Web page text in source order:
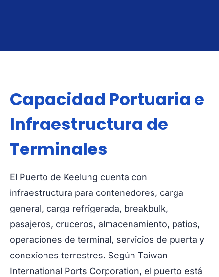
Capacidad Portuaria e
Infraestructura de
Terminales
El Puerto de Keelung cuenta con
infraestructura para contenedores, carga
general, carga refrigerada, breakbulk,
pasajeros, cruceros, almacenamiento, patios,
operaciones de terminal, servicios de puerta y
conexiones terrestres. Según Taiwan
International Ports Corporation, el puerto está